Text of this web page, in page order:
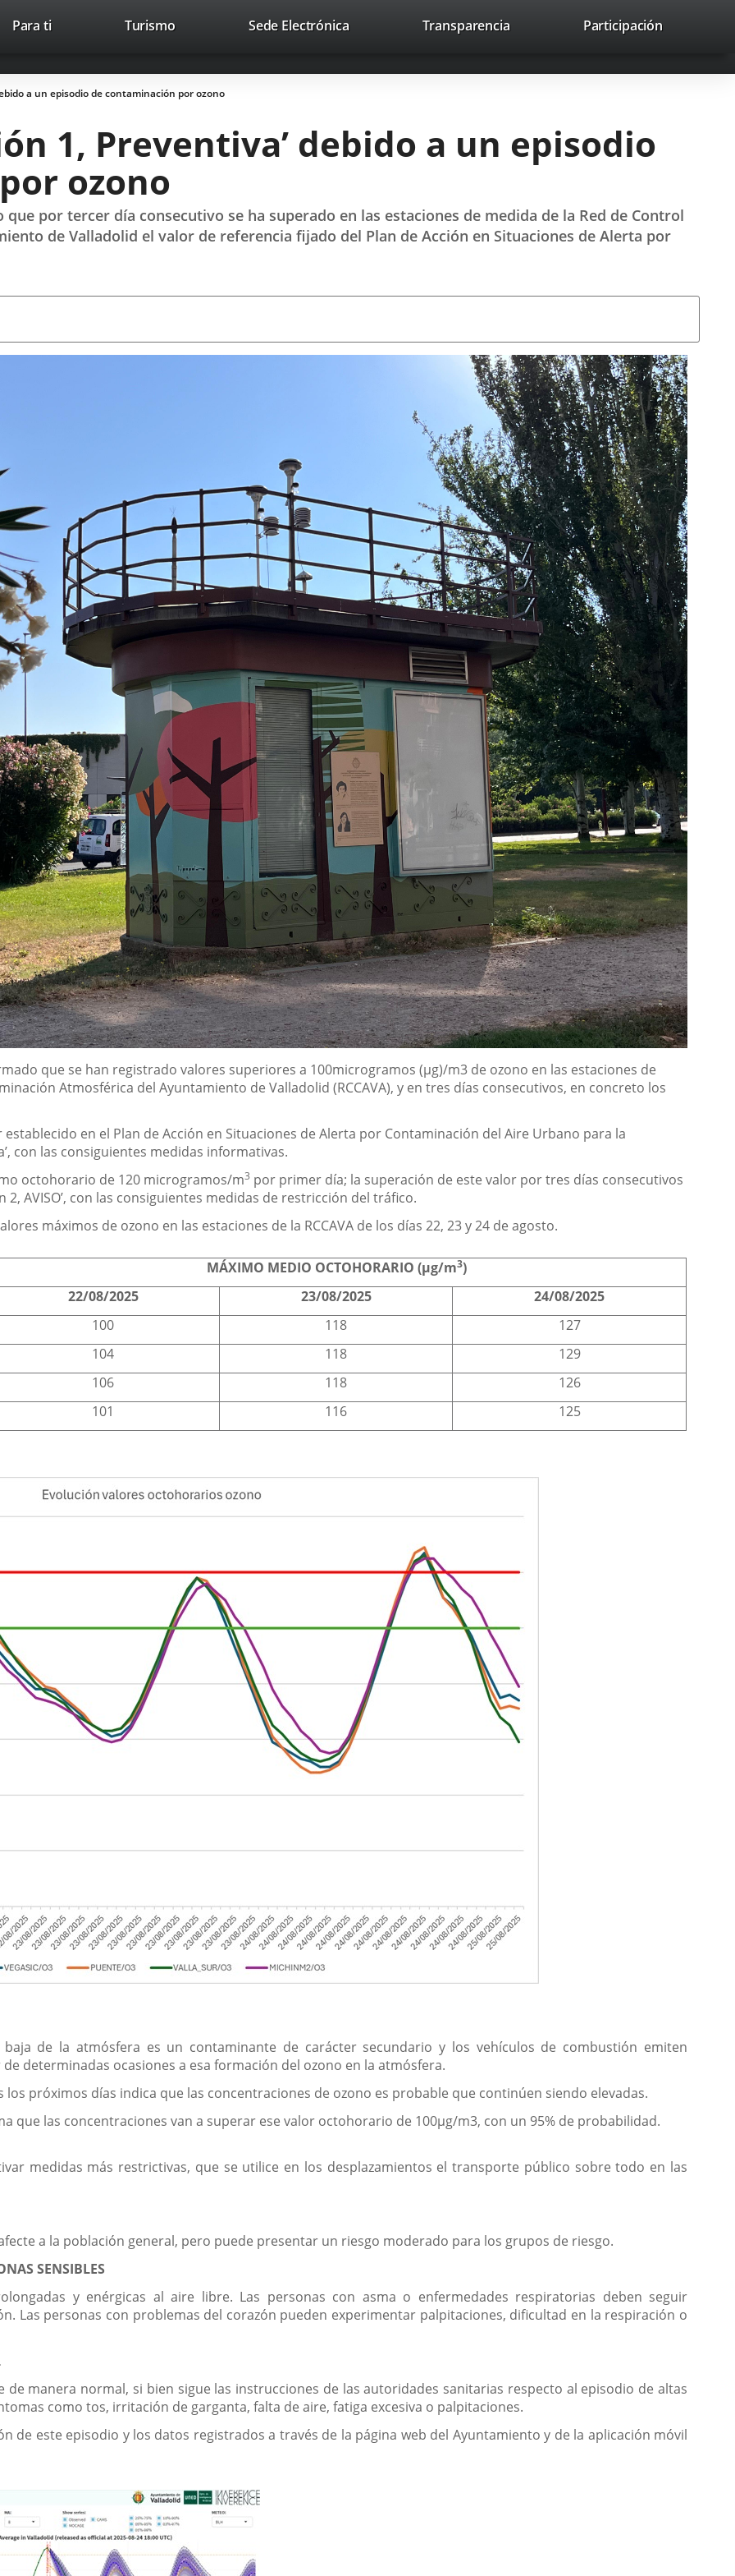
Trabaja con nosotros Contacto avaHeaderSocial
Enlace
una
Enlace
una
Enlace
una
Buscar
Para ti TurismoEste
abrirá
en
ventana
nueva.
Sede ElectrónicaEnlace
aplicación
Transparencia Participación
a un episodio de contaminación por ozono
1, Preventiva’ debido a un episodio
ozono
por tercer día consecutivo se ha superado en las estaciones de medida de la Red de Control
de Valladolid el valor de referencia fijado del Plan de Acción en Situaciones de Alerta por
que se han registrado valores superiores a 100microgramos (µg)/m3 de ozono en las estaciones de
Atmosférica del Ayuntamiento de Valladolid (RCCAVA), y en tres días consecutivos, en concreto los
en el Plan de Acción en Situaciones de Alerta por Contaminación del Aire Urbano para la
con las consiguientes medidas informativas.
octohorario de 120 microgramos/m3 por primer día; la superación de este valor por tres días consecutivos
2, AVISO’, con las consiguientes medidas de restricción del tráfico.
máximos de ozono en las estaciones de la RCCAVA de los días 22, 23 y 24 de agosto.
MÁXIMO MEDIO OCTOHORARIO (µg/m3)
22/08/2025
23/08/2025
24/08/2025
100 118
127
104 118
129
106 118
126
101 116 125
de la atmósfera es un contaminante de carácter secundario y los vehículos de combustión emiten
determinadas ocasiones a esa formación del ozono en la atmósfera.
próximos días indica que las concentraciones de ozono es probable que continúen siendo elevadas.
que las concentraciones van a superar ese valor octohorario de 100µg/m3, con un 95% de probabilidad.
medidas más restrictivas, que se utilice en los desplazamientos el transporte público sobre todo en las
a la población general, pero puede presentar un riesgo moderado para los grupos de riesgo.
SENSIBLES
y enérgicas al aire libre. Las personas con asma o enfermedades respiratorias deben seguir
Las personas con problemas del corazón pueden experimentar palpitaciones, dificultad en la respiración o
manera normal, si bien sigue las instrucciones de las autoridades sanitarias respecto al episodio de altas
como tos, irritación de garganta, falta de aire, fatiga excesiva o palpitaciones.
de este episodio y los datos registrados a través de la página web del Ayuntamiento y de la aplicación móvil